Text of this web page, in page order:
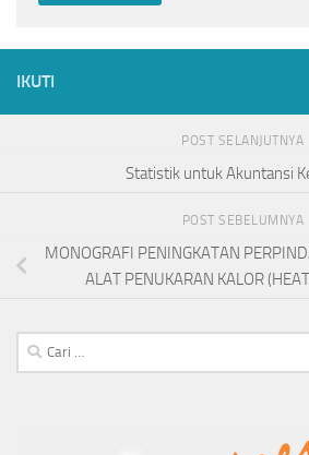
IKUTI
POST SELANJUTNYA
Statistik untuk Akuntansi
POST SEBELUMNYA
MONOGRAFI PENINGKATAN
ALAT PENUKARAN KALOR
Cari
untuk: